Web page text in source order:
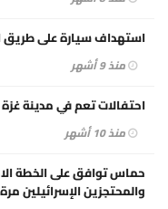
استهداف سيارة على طريق
احتفالات تعم في مدينة
حماس توافق على الخطة
والمحتجزين الإسرائيلين